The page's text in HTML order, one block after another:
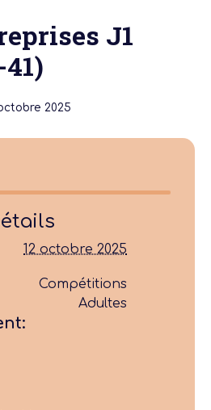
J1
2025
12 octobre 2025
Compétitions
Adultes